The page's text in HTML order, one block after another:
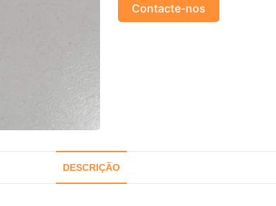
Contacte-nos
DESCRIÇÃO